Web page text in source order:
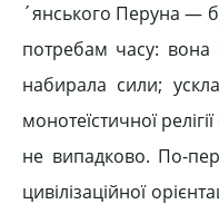
´янського Перуна —
потребам часу: вона
набирала сили;
монотеїстичної
не випадково. По-
цивілізаційної